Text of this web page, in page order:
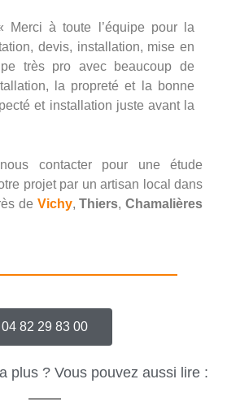
Merci à toute l’équipe pour la
devis, installation, mise en
très pro avec beaucoup de
la propreté et la bonne
et installation juste avant la
contacter pour une étude
projet par un artisan local dans
de Vichy,Thiers, Chamalières
04 82 29 83 00
plus ? Vous pouvez aussi lire :